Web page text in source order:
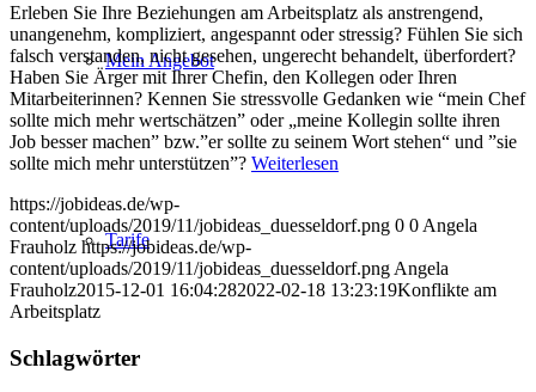
Mein Angebot
Tarife
Erleben Sie Ihre Beziehungen am Arbeitsplatz als anstrengend,
unangenehm, kompliziert, angespannt oder stressig? Fühlen Sie sich
falsch verstanden, nicht gesehen, ungerecht behandelt, überfordert?
Haben Sie Ärger mit Ihrer Chefin, den Kollegen oder Ihren
Mitarbeiterinnen? Kennen Sie stressvolle Gedanken wie “mein Chef
sollte mich mehr wertschätzen” oder „meine Kollegin sollte ihren
Job besser machen” bzw.”er sollte zu seinem Wort stehen“ und ”sie
sollte mich mehr unterstützen”? Weiterlesen
https://jobideas.de/wp-
content/uploads/2019/11/jobideas_duesseldorf.png 0 0 Angela
Frauholz https://jobideas.de/wp-
content/uploads/2019/11/jobideas_duesseldorf.png Angela
Frauholz2015-12-01 16:04:282022-02-18 13:23:19Konflikte am
Arbeitsplatz
Schlagwörter